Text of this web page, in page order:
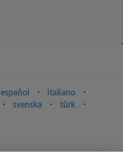
español ⋅ italiano
⋅
⋅ svenska ⋅ türk
⋅